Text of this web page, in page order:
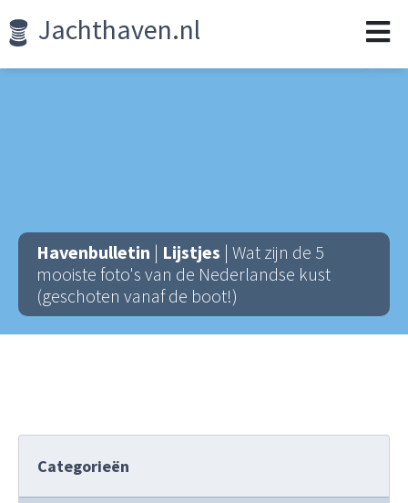
Jachthaven.nl
Havenbulletin | Lijstjes | Wat zijn de 5
mooiste foto's van de Nederlandse kust
(geschoten vanaf de boot!)
Categorieën